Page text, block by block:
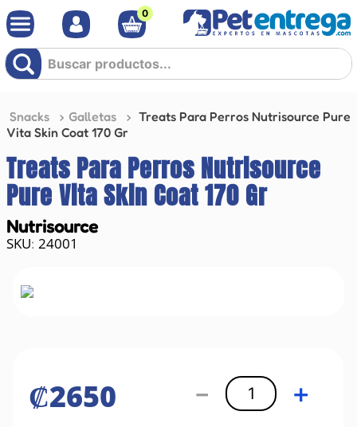
0
Buscar productos...
Snacks Galletas
Treats Para Perros Nutrisource Pure
Vita Skin Coat 170 Gr
Treats Para Perros Nutrisource
Pure Vita Skin Coat 170 Gr
Nutrisource
: 24001
₡2650 ＋
－